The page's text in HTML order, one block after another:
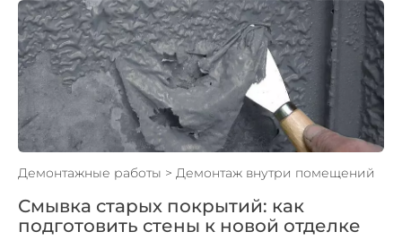
Демонтажные работы > Демонтаж внутри помещений
Смывка старых покрытий: как
подготовить стены к новой отделке